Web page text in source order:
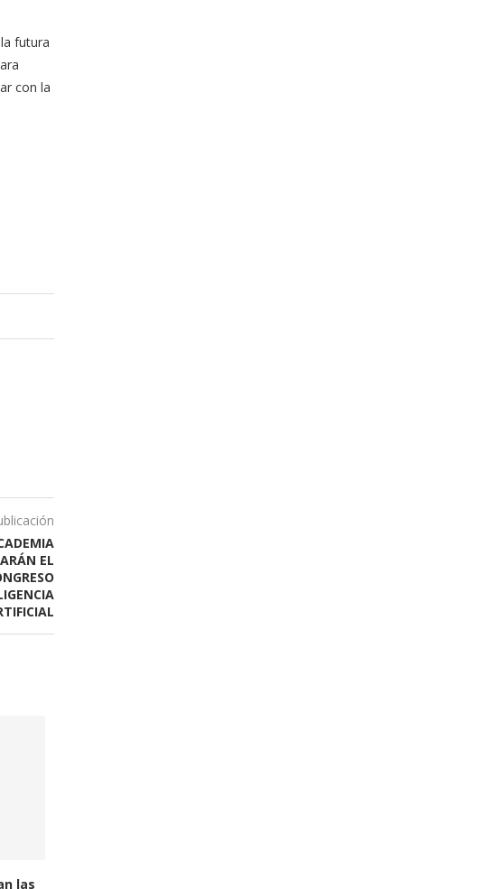
futura
con la
EL
las